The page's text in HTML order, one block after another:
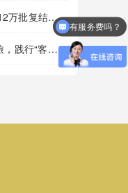
「摩托车不装GPS」10分钟出12万批复结果，即办即走！?
泰优汇之光：倪阿姨的温暖之旅，践行“客户至上”的典范?
有服务费吗？